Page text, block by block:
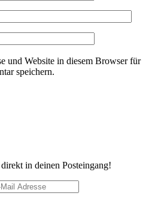
und Website in diesem Browser für
speichern.
in deinen Posteingang!